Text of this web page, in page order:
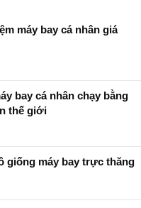
máy bay cá nhân giá
bay cá nhân chạy bằng
thế giới
giống máy bay trực thăng